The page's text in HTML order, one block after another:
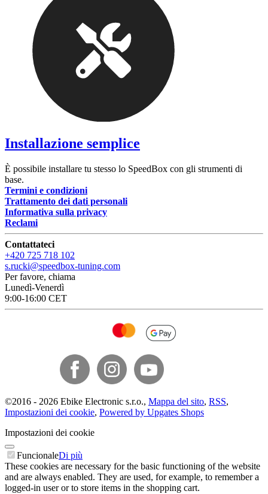
Installazione semplice
È possibile installare tu stesso lo SpeedBox con gli strumenti di
base.
Termini e condizioni
Trattamento dei dati personali
Informativa sulla privacy
Reclami
Contattateci
+420 725 718 102
s.rucki@speedbox-tuning.com
Per favore, chiama
Lunedì-Venerdì
9:00-16:00 CET
©2016 - 2026 Ebike Electronic s.r.o., Mappa del sito, RSS,
Impostazioni dei cookie, Powered by Upgates Shops
Impostazioni dei cookie
FuncionaleDi più
These cookies are necessary for the basic functioning of the website
and are always enabled. They are used, for example, to remember a
logged-in user or to store items in the shopping cart.